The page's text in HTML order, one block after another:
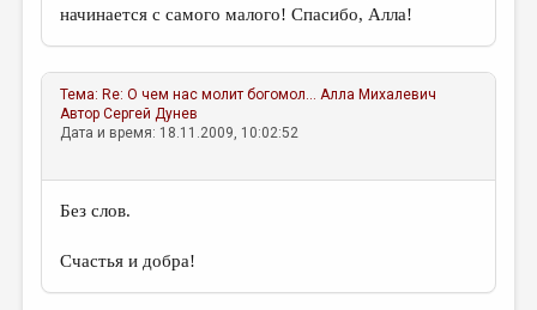
ЭССЕИСТИКА
ЛИТЕРАТУРОВЕДЕНИЕ
КУЛЬТУРОВЕДЕНИЕ
РЕЦЕНЗИРОВАНИЕ
ЦИКЛЫ ПУБЛИКАЦИЙ
ТРЕДИАКОВСКИЙ
начинается с самого малого! Спасибо, Алла!
Тема: Re: О чем нас молит богомол... Алла Михалевич
АвторСергей Дунев
Дата и время: 18.11.2009, 10:02:52
Без слов.
Счастья и добра!